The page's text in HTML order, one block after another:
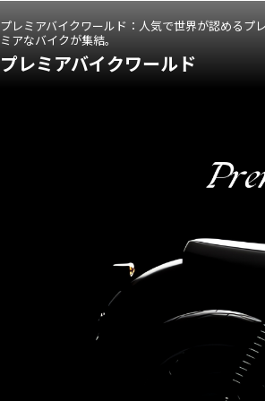
プレミアバイクワールド：人気で世界が認めるプ
ミアなバイクが集結。
プレミアバイクワールド